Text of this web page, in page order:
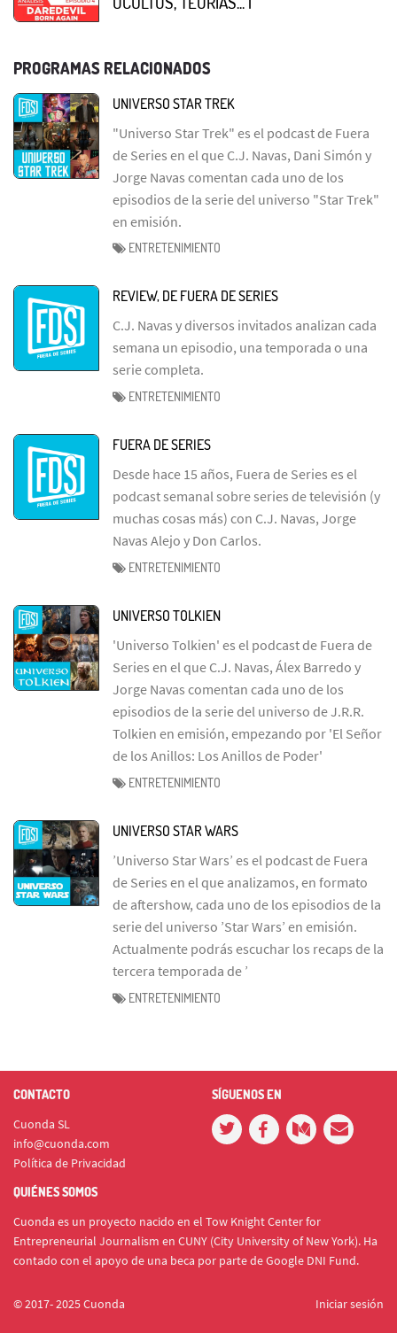
PROGRAMAS RELACIONADOS
UNIVERSO STAR TREK
"Universo Star Trek" es el podcast de Fuera
de Series en el que C.J. Navas, Dani Simón y
Jorge Navas comentan cada uno de los
episodios de la serie del universo "Star Trek"
en emisión.
ENTRETENIMIENTO
REVIEW, DE FUERA DE SERIES
C.J. Navas y diversos invitados analizan cada
semana un episodio, una temporada o una
serie completa.
ENTRETENIMIENTO
FUERA DE SERIES
Desde hace 15 años, Fuera de Series es el
podcast semanal sobre series de televisión (y
muchas cosas más) con C.J. Navas, Jorge
Navas Alejo y Don Carlos.
ENTRETENIMIENTO
UNIVERSO TOLKIEN
'Universo Tolkien' es el podcast de Fuera de
Series en el que C.J. Navas, Álex Barredo y
Jorge Navas comentan cada uno de los
episodios de la serie del universo de J.R.R.
Tolkien en emisión, empezando por 'El Señor
de los Anillos: Los Anillos de Poder'
ENTRETENIMIENTO
UNIVERSO STAR WARS
’Universo Star Wars’ es el podcast de Fuera
de Series en el que analizamos, en formato
de aftershow, cada uno de los episodios de la
serie del universo ’Star Wars’ en emisión.
Actualmente podrás escuchar los recaps de la
tercera temporada de ’
ENTRETENIMIENTO
CONTACTO
Cuonda SL
info@cuonda.com
Política de Privacidad
SÍGUENOS EN
QUIÉNES SOMOS
Cuonda es un proyecto nacido en el Tow Knight Center for
Entrepreneurial Journalism en CUNY (City University of New York). Ha
contado con el apoyo de una beca por parte de Google DNI Fund.
© 2017- 2025 Cuonda Iniciar sesión